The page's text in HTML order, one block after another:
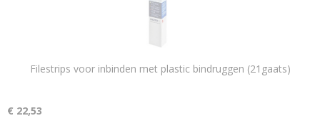
Filestrips voor inbinden met plastic bindruggen (21gaats)
€ 22,53